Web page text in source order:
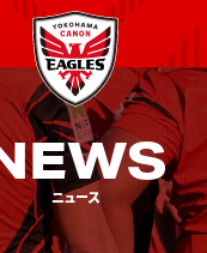
ニュース